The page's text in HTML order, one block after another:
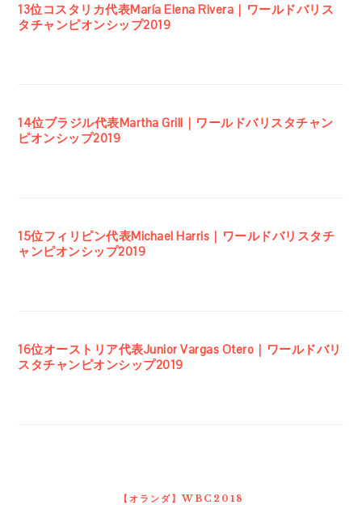
13位コスタリカ代表María Elena Rivera｜ワールドバリス
タチャンピオンシップ2019
14位ブラジル代表Martha Grill｜ワールドバリスタチャン
ピオンシップ2019
15位フィリピン代表Michael Harris｜ワールドバリスタチ
ャンピオンシップ2019
16位オーストリア代表Junior Vargas Otero｜ワールドバリ
スタチャンピオンシップ2019
【オランダ】WBC2018